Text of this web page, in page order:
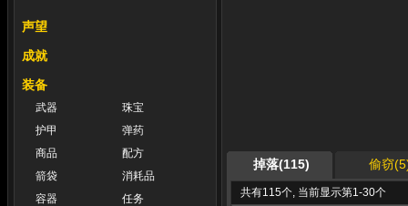
声望
成就
装备
武器
珠宝
护甲
弹药
商品
配方
箭袋
消耗品
容器
任务
掉落(115) 偷窃
共有115个, 当前显示第1-30个